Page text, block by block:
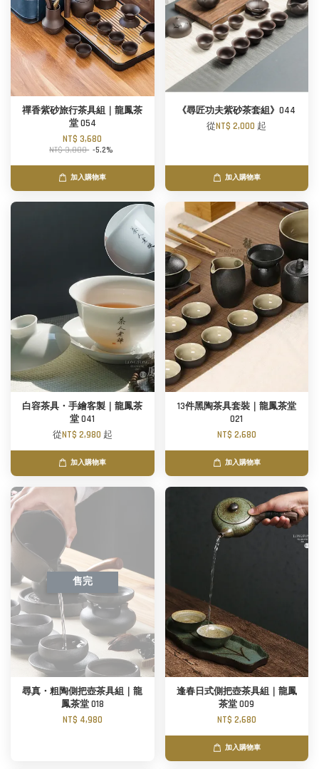
禪香紫砂旅行茶具組｜龍鳳茶
堂 054
NT$ 3,680
NT$ 3,880 -5.2%
加入購物車
《尋匠功夫紫砂茶套組》044
從NT$ 2,000 起
加入購物車
白容茶具・手繪客製｜龍鳳茶
堂 041
從NT$ 2,980 起
加入購物車
13件黑陶茶具套裝｜龍鳳茶堂
021
NT$ 2,680
加入購物車
售完
尋真・粗陶側把壺茶具組｜龍
鳳茶堂 018
NT$ 4,980
逢春日式側把壺茶具組｜龍鳳
茶堂 009
NT$ 2,680
加入購物車